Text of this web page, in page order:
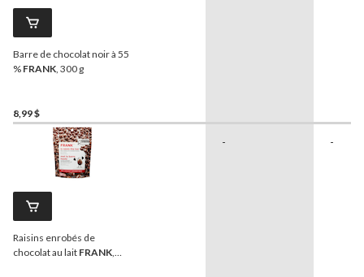
Barre de chocolat noir à 55
% FRANK , 300 g
8,99 $
Raisins enrobés de
chocolat au lait FRANK
- -